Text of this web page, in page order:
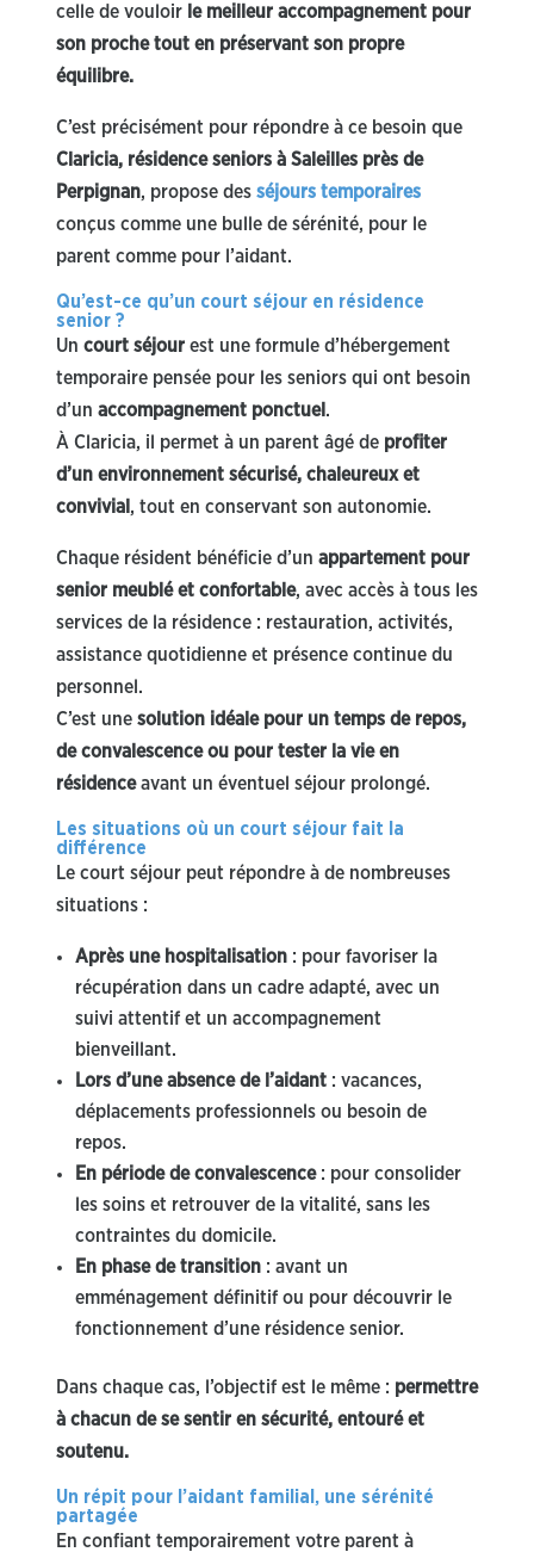
celle de vouloir le meilleur accompagnement pour
son proche tout en préservant son propre
équilibre.
C’est précisément pour répondre à ce besoin que
Claricia, résidence seniors à Saleilles près de
Perpignan, propose des séjours temporaires
conçus comme une bulle de sérénité, pour le
parent comme pour l’aidant.
Qu’est-ce qu’un court séjour en résidence
senior ?
Un court séjourest une formule d’hébergement
temporaire pensée pour les seniors qui ont besoin
d’un accompagnement ponctuel .
À Claricia, il permet à un parent âgé de profiter
d’un environnement sécurisé, chaleureux et
convivial , tout en conservant son autonomie.
Chaque résident bénéficie d’un appartement pour
senior meublé et confortable, avec accès à tous les
services de la résidence : restauration, activités,
assistance quotidienne et présence continue du
personnel.
C’est une solution idéale pour un temps de repos,
de convalescence ou pour tester la vie en
résidenceavant un éventuel séjour prolongé.
Les situations où un court séjour fait la
différence
Le court séjour peut répondre à de nombreuses
situations :
Après une hospitalisation: pour favoriser la
récupération dans un cadre adapté, avec un
suivi attentif et un accompagnement
bienveillant.
Lors d’une absence de l’aidant: vacances,
déplacements professionnels ou besoin de
repos.
En période de convalescence: pour consolider
les soins et retrouver de la vitalité, sans les
contraintes du domicile.
En phase de transition: avant un
emménagement définitif ou pour découvrir le
fonctionnement d’une résidence senior.
Dans chaque cas, l’objectif est le même : permettre
à chacun de se sentir en sécurité, entouré et
soutenu.
Un répit pour l’aidant familial, une sérénité
partagée
En confiant temporairement votre parent à